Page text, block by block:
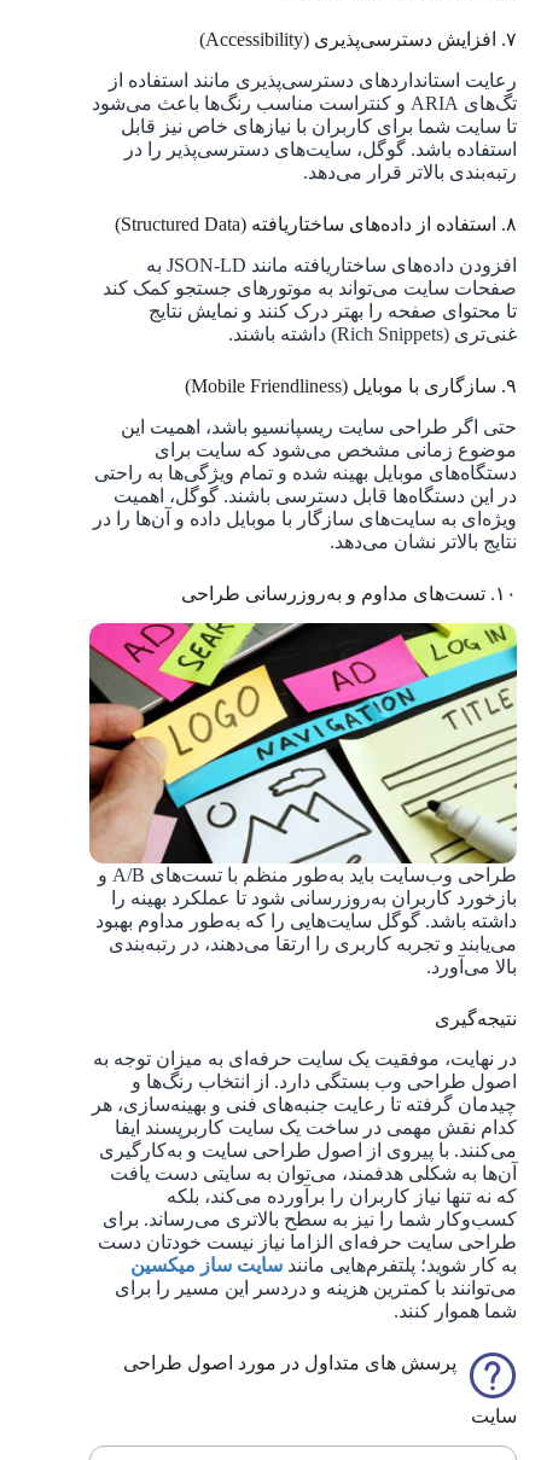
۷. افزایش دسترسی‌پذیری (Accessibility)
رعایت استانداردهای دسترسی‌پذیری مانند استفاده از
تگ‌های ARIA و کنتراست مناسب رنگ‌ها باعث می‌شود
تا سایت شما برای کاربران با نیازهای خاص نیز قابل
استفاده باشد. گوگل، سایت‌های دسترسی‌پذیر را در
رتبه‌بندی بالاتر قرار می‌دهد.
۸. استفاده از داده‌های ساختاریافته (Structured Data)
افزودن داده‌های ساختاریافته مانند JSON-LD به
صفحات سایت می‌تواند به موتورهای جستجو کمک کند
تا محتوای صفحه را بهتر درک کنند و نمایش نتایج
غنی‌تری (Rich Snippets) داشته باشند.
۹. سازگاری با موبایل (Mobile Friendliness)
حتی اگر طراحی سایت ریسپانسیو باشد، اهمیت این
موضوع زمانی مشخص می‌شود که سایت برای
دستگاه‌های موبایل بهینه شده و تمام ویژگی‌ها به راحتی
در این دستگاه‌ها قابل دسترسی باشند. گوگل، اهمیت
ویژه‌ای به سایت‌های سازگار با موبایل داده و آن‌ها را در
نتایج بالاتر نشان می‌دهد.
۱۰. تست‌های مداوم و به‌روزرسانی طراحی
طراحی وب‌سایت باید به‌طور منظم با تست‌های A/B و
بازخورد کاربران به‌روزرسانی شود تا عملکرد بهینه را
داشته باشد. گوگل سایت‌هایی را که به‌طور مداوم بهبود
می‌یابند و تجربه کاربری را ارتقا می‌دهند، در رتبه‌بندی
بالا می‌آورد.
نتیجه‌گیری
در نهایت، موفقیت یک سایت حرفه‌ای به میزان توجه به
اصول طراحی وب بستگی دارد. از انتخاب رنگ‌ها و
چیدمان گرفته تا رعایت جنبه‌های فنی و بهینه‌سازی، هر
کدام نقش مهمی در ساخت یک سایت کاربرپسند ایفا
می‌کنند. با پیروی از اصول طراحی سایت و به‌کارگیری
آن‌ها به شکلی هدفمند، می‌توان به سایتی دست یافت
که نه تنها نیاز کاربران را برآورده می‌کند، بلکه
کسب‌وکار شما را نیز به سطح بالاتری می‌رساند. برای
طراحی سایت حرفه‌ای الزاما نیاز نیست خودتان دست
به کار شوید؛ پلتفرم‌هایی مانند سایت ساز میکسین
می‌توانند با کمترین هزینه و دردسر این مسیر را برای
شما هموار کنند.
پرسش های متداول در مورد اصول طراحی
سایت